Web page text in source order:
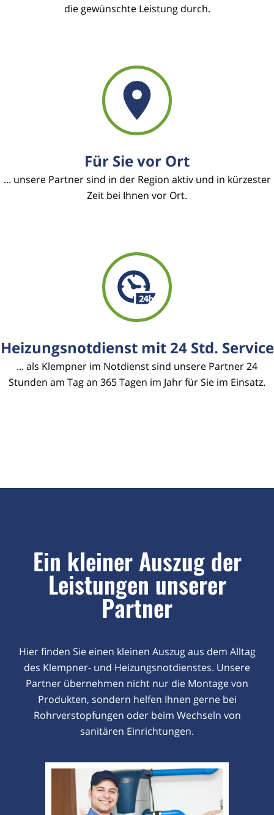
die gewünschte Leistung durch.
Für Sie vor Ort
... unsere Partner sind in der Region aktiv und in kürzester
Zeit bei Ihnen vor Ort.
Heizungsnotdienst mit 24 Std. Service
... als Klempner im Notdienst sind unsere Partner 24
Stunden am Tag an 365 Tagen im Jahr für Sie im Einsatz.
Ein kleiner Auszug der
Leistungen unserer
Partner
Hier finden Sie einen kleinen Auszug aus dem Alltag
des Klempner- und Heizungsnotdienstes. Unsere
Partner übernehmen nicht nur die Montage von
Produkten, sondern helfen Ihnen gerne bei
Rohrverstopfungen oder beim Wechseln von
sanitären Einrichtungen.